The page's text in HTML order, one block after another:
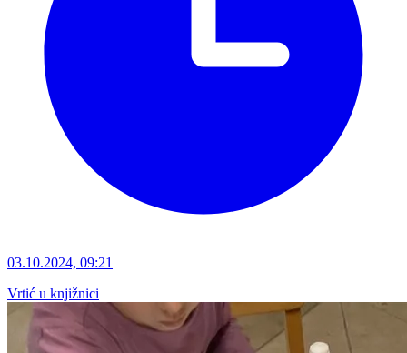
03.10.2024, 09:21
Vrtić u knjižnici